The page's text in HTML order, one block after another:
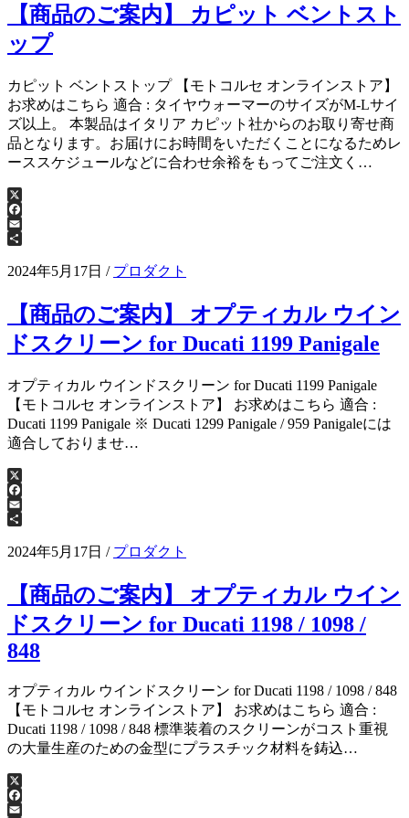
【商品のご案内】 カピット ベントスト
ップ
カピット ベントストップ 【モトコルセ オンラインストア】
お求めはこちら 適合 : タイヤウォーマーのサイズがM-Lサイ
ズ以上。 本製品はイタリア カピット社からのお取り寄せ商
品となります。お届けにお時間をいただくことになるためレ
ーススケジュールなどに合わせ余裕をもってご注文く…
X
Facebook
Email
有
2024年5月17日 / プロダクト
【商品のご案内】 オプティカル ウイン
ドスクリーン for Ducati 1199 Panigale
オプティカル ウインドスクリーン for Ducati 1199 Panigale
【モトコルセ オンラインストア】 お求めはこちら 適合 :
Ducati 1199 Panigale ※ Ducati 1299 Panigale / 959 Panigaleには
適合しておりませ…
X
Facebook
Email
有
2024年5月17日 / プロダクト
【商品のご案内】 オプティカル ウイン
ドスクリーン for Ducati 1198 / 1098 /
848
オプティカル ウインドスクリーン for Ducati 1198 / 1098 / 848
【モトコルセ オンラインストア】 お求めはこちら 適合 :
Ducati 1198 / 1098 / 848 標準装着のスクリーンがコスト重視
の大量生産のための金型にプラスチック材料を鋳込…
X
Facebook